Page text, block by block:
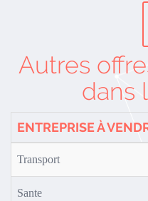
Autres
dans
ENTREPRISE À
Transport
Sante